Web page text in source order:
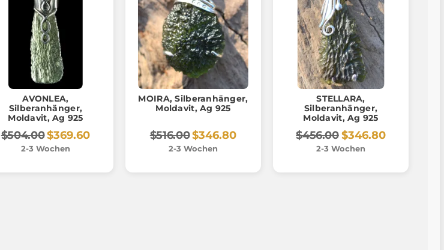
AVONLEA,
Silberanhänger,
Moldavit, Ag 925
$504.00$369.60
2-3 Wochen
MOIRA, Silberanhänger,
Moldavit, Ag 925
$516.00$346.80
2-3 Wochen
STELLARA,
Silberanhänger,
Moldavit, Ag 925
$456.00$346.80
2-3 Wochen